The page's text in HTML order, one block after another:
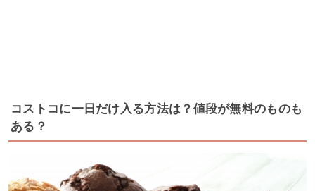
コストコに一日だけ入る方法は？値段が無料のものも
ある？